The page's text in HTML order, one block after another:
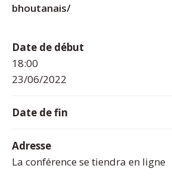
bhoutanais/
Date de début
18:00
23/06/2022
Date de fin
Adresse
La conférence se tiendra en ligne